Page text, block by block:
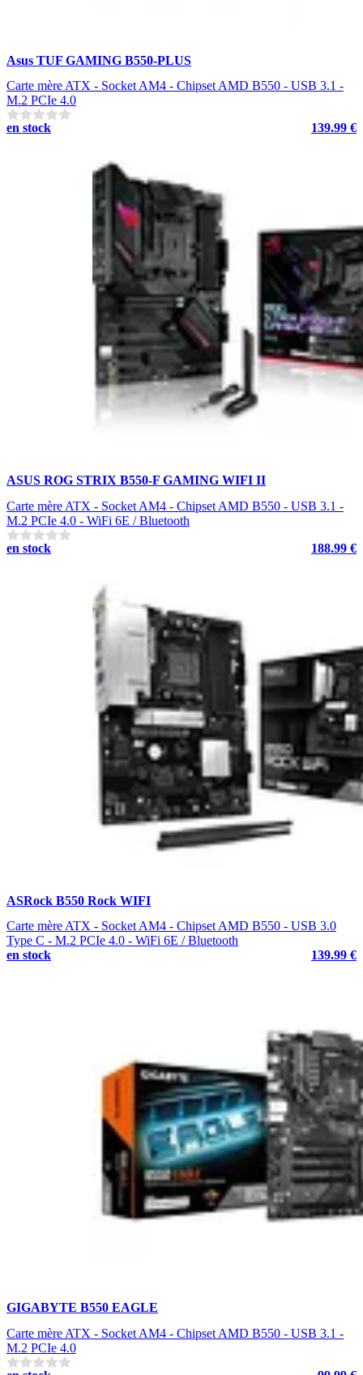
Asus TUF GAMING B550-PLUS
Carte mère ATX - Socket AM4 - Chipset AMD B550 - USB 3.1 -
M.2 PCIe 4.0
en stock
139.99 €
ASUS ROG STRIX B550-F GAMING WIFI II
Carte mère ATX - Socket AM4 - Chipset AMD B550 - USB 3.1 -
M.2 PCIe 4.0 - WiFi 6E / Bluetooth
en stock
188.99 €
ASRock B550 Rock WIFI
Carte mère ATX - Socket AM4 - Chipset AMD B550 - USB 3.0
Type C - M.2 PCIe 4.0 - WiFi 6E / Bluetooth
en stock
139.99 €
GIGABYTE B550 EAGLE
Carte mère ATX - Socket AM4 - Chipset AMD B550 - USB 3.1 -
M.2 PCIe 4.0